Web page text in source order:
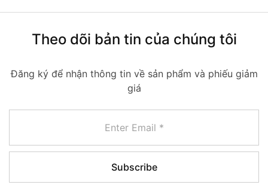
Theo dõi bản tin của chúng tôi
Đăng ký để nhận thông tin về sản phẩm và phiếu giảm
giá